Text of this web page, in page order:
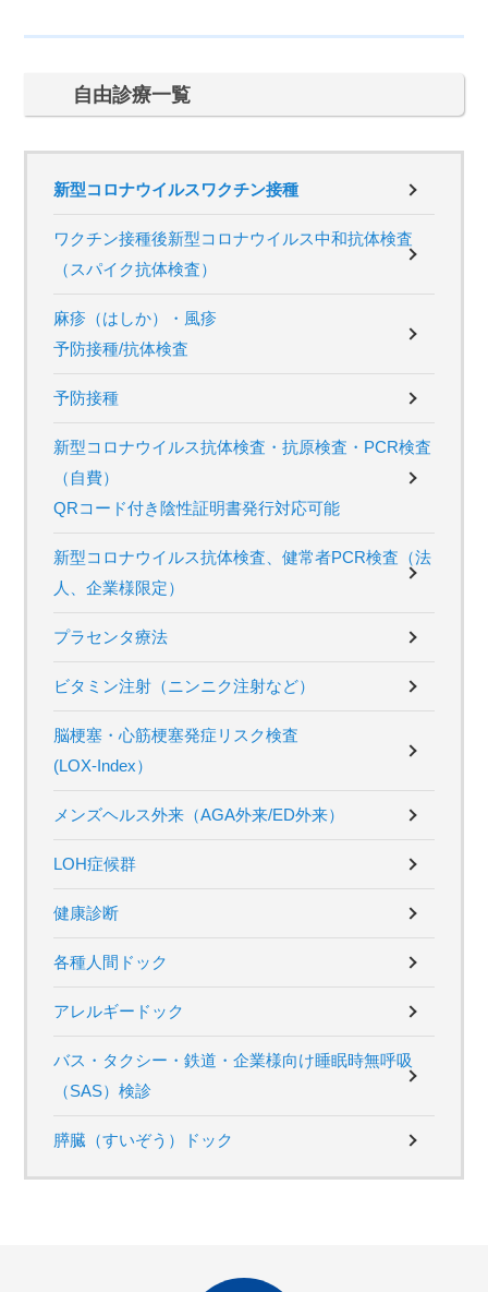
自由診療一覧
新型コロナウイルスワクチン接種
ワクチン接種後新型コロナウイルス中和抗体検査
（スパイク抗体検査）
麻疹（はしか）・風疹
予防接種/抗体検査
予防接種
新型コロナウイルス抗体検査・抗原検査・PCR検査
（自費）
QRコード付き陰性証明書発行対応可能
新型コロナウイルス抗体検査、健常者PCR検査（法
人、企業様限定）
プラセンタ療法
ビタミン注射（ニンニク注射など）
脳梗塞・心筋梗塞発症リスク検査
(LOX-Index）
メンズヘルス外来（AGA外来/ED外来）
LOH症候群
健康診断
各種人間ドック
アレルギードック
バス・タクシー・鉄道・企業様向け睡眠時無呼吸
（SAS）検診
膵臓（すいぞう）ドック